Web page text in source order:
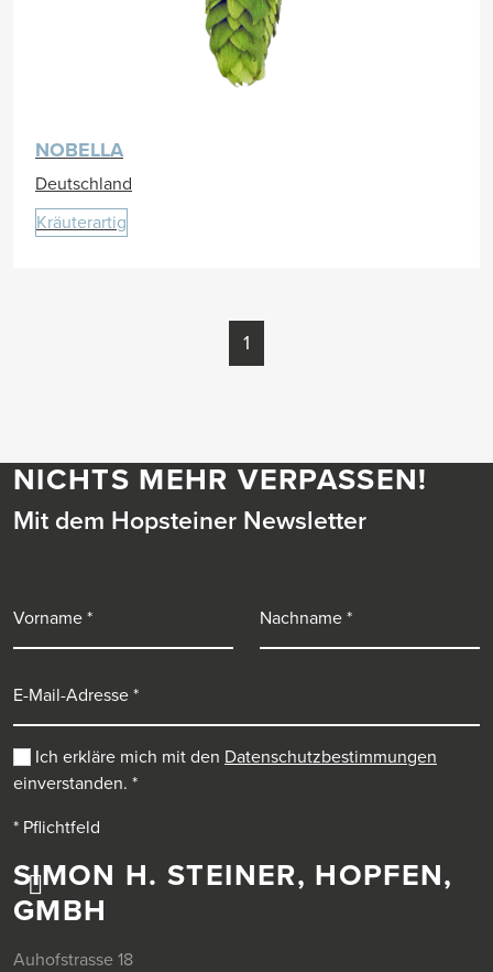
NOBELLA
Deutschland
Kräuterartig
1
SIMON H. STEINER, HOPFEN,
GMBH
Auhofstrasse 18
NICHTS MEHR VERPASSEN!
Mit dem Hopsteiner Newsletter
Ich erkläre mich mit den Datenschutzbestimmungen
einverstanden. *
* Pflichtfeld